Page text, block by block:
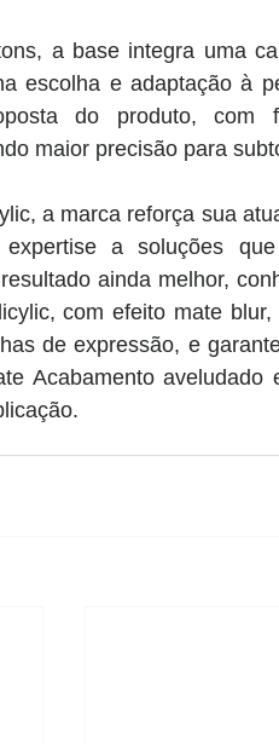
a base integra uma
escolha e adaptação à
do produto, com
maior precisão para
a marca reforça sua
a soluções
ainda melhor,
com efeito mate
de expressão, e
Acabamento